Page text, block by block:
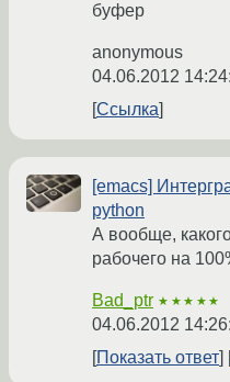
буфер
anonymous
04.06.2012
Ссылка
[emacs]
python
А вообще,
рабочего на
Bad_ptr ★★★★★
04.06.2012
Показать ответ